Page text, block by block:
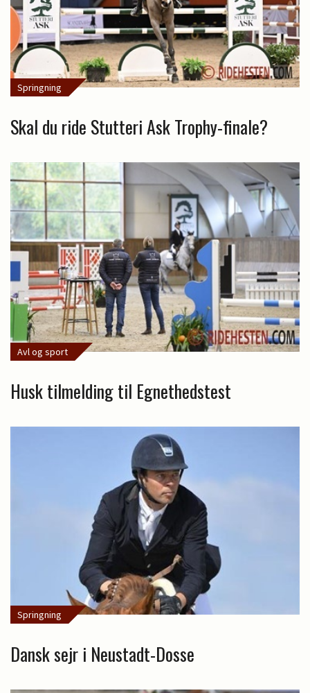
Springning
Skal du ride Stutteri Ask Trophy-finale?
Avl og sport
Husk tilmelding til Egnethedstest
Springning
Dansk sejr i Neustadt-Dosse